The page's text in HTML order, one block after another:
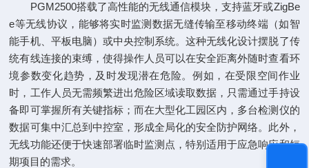
PGM2500搭载了高性能的无线通信模块，支持蓝牙或ZigBe
e等无线协议，能够将实时监测数据无缝传输至移动终端（如智
能手机、平板电脑）或中央控制系统。这种无线化设计摆脱了传
统有线连接的束缚，使得操作人员可以在安全距离外随时查看环
境参数变化趋势，及时发现潜在危险。例如，在受限空间作业
时，工作人员无需频繁进出危险区域读取数据，只需通过手持设
备即可掌握所有关键指标；而在大型化工园区内，多台检测仪的
数据可集中汇总到中控室，形成全局化的安全防护网络。此外，
无线功能还便于快速部署临时监测点，特别适用于应急响应和短
期项目的需求。